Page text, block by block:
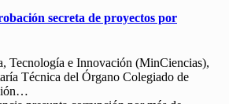
secreta de proyectos por
Tecnología e Innovación (MinCiencias),
Técnica del Órgano Colegiado de